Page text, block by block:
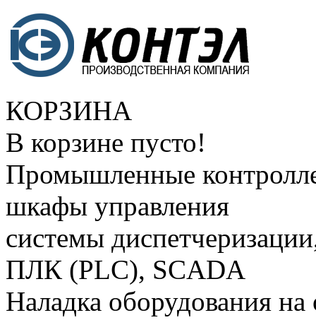
КОРЗИНА
В корзине пусто!
Промышленные
шкафы управления
системы
ПЛК (PLC), SCADA
Наладка оборудования на